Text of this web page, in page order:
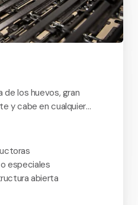
de los huevos, gran
y cabe en cualquier
especiales
abierta